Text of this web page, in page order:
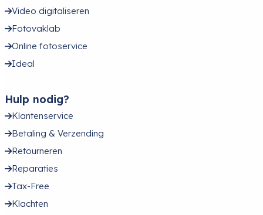
Video digitaliseren
Fotovaklab
Online fotoservice
Ideal
Hulp nodig?
Klantenservice
Betaling & Verzending
Retourneren
Reparaties
Tax-Free
Klachten